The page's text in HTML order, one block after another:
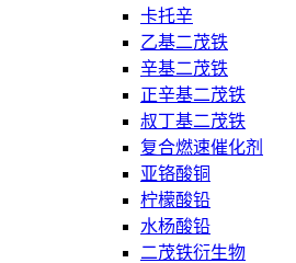
卡托辛
乙基二茂铁
辛基二茂铁
正辛基二茂铁
叔丁基二茂铁
复合燃速催化剂
亚铬酸铜
柠檬酸铅
水杨酸铅
二茂铁衍生物